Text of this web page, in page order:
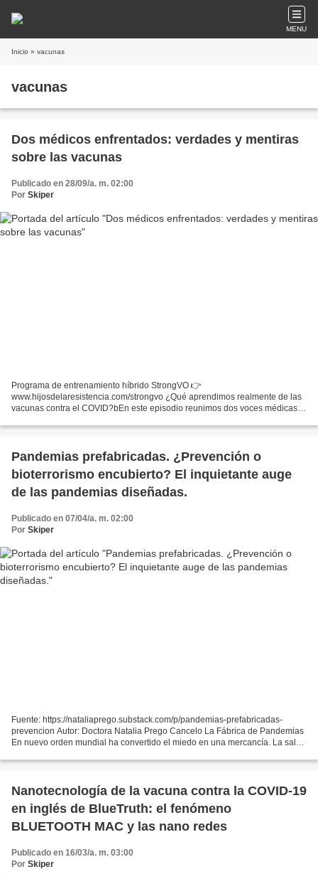
MENU
Inicio » vacunas
vacunas
Dos médicos enfrentados: verdades y mentiras
sobre las vacunas
Publicado en 28/09/a. m. 02:00
Por Skiper
Programa de entrenamiento híbrido StrongVO 👉
www.hijosdelaresistencia.com/strongvo ¿Qué aprendimos realmente de las
vacunas contra el COVID?bEn este episodio reunimos dos voces médicas
Pandemias prefabricadas. ¿Prevención o
bioterrorismo encubierto? El inquietante auge
de las pandemias diseñadas.
Publicado en 07/04/a. m. 02:00
Por Skiper
Fuente: https://nataliaprego.substack.com/p/pandemias-prefabricadas-
prevencion Autor: Doctora Natalia Prego Cancelo La Fábrica de Pandemias
En nuevo orden mundial ha convertido el miedo en una mercancía. La salud
Nanotecnología de la vacuna contra la COVID-19
en inglés de BlueTruth: el fenómeno
BLUETOOTH MAC y las nano redes
Publicado en 16/03/a. m. 03:00
Por Skiper